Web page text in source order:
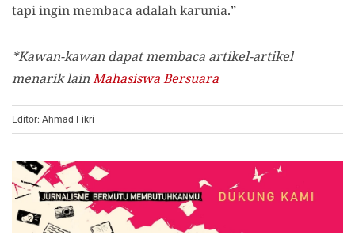
tapi ingin membaca adalah karunia.”
*Kawan-kawan dapat membaca artikel-artikel
menarik lainMahasiswa Bersuara
Editor: Ahmad Fikri